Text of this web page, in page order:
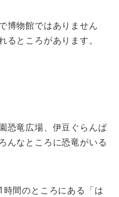
博物館ではありません
るところがあります。
恐竜広場、伊豆ぐらんぱ
んなところに恐竜がいる
間のところにある「は